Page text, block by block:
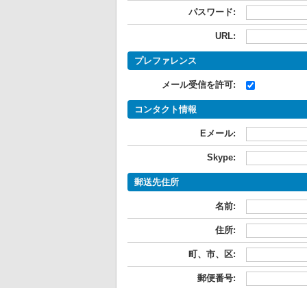
パスワード:
URL:
プレファレンス
メール受信を許可:
コンタクト情報
Eメール:
Skype:
郵送先住所
名前:
住所:
町、市、区:
郵便番号: